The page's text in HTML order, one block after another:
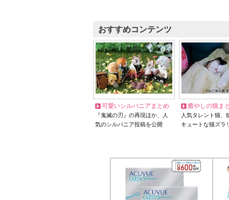
おすすめコンテンツ
可愛いシルバニアまとめ
『鬼滅の刃』の再現ほか、人
気のシルバニア投稿を公開
癒やしの猫ま
人気タレント猫
キュートな猫ズラ